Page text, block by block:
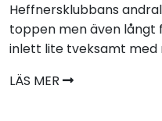
Heffnersklubbans
toppen men även långt
inlett lite tveksamt med
LÄS MER